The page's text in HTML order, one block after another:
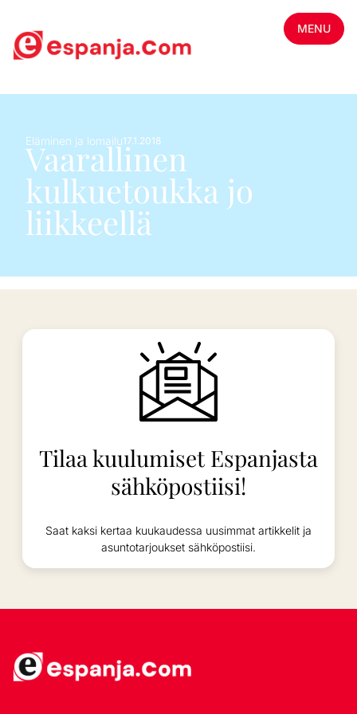
MENU
Eläminen ja lomailu17.1.2018
Vaarallinen
kulkuetoukka jo
liikkeellä
Tilaa kuulumiset Espanjasta
sähköpostiisi!
Saat kaksi kertaa kuukaudessa uusimmat artikkelit ja
asuntotarjoukset sähköpostiisi.